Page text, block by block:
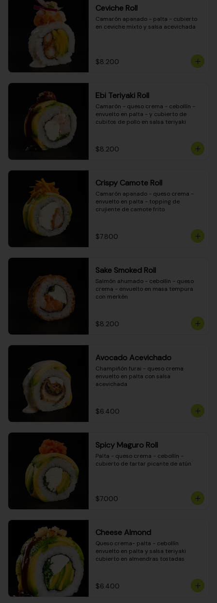
Ceviche Roll
Camarón apanado - palta - cubierto
en ceviche mixto y salsa acevichada
$8.200
Ebi Teriyaki Roll
Camarón - queso crema - cebollín -
envuelto en palta - y cubierto de
cubitos de pollo en salsa teriyaki
$8.200
Crispy Camote Roll
Camarón apanado - queso crema -
envuelto en palta - topping de
crujiente de camote frito
$7.800
Sake Smoked Roll
Salmón ahumado - cebollín - queso
crema - envuelto en masa tempura
con merkén
$8.200
Avocado Acevichado
Champiñón furai - queso crema
envuelto en palta con salsa
acevichada
$6.400
Spicy Maguro Roll
Palta - queso crema - cebollín -
cubierto de tartar picante de atún
$7.000
Cheese Almond
Queso crema- palta - cebollín
envuelto en palta y salsa teriyaki
cubierto en almendras tostadas
$6.400